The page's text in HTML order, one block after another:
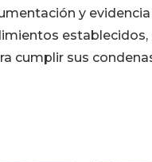
y
cumplir sus